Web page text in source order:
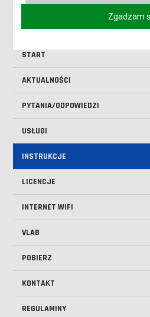
START
AKTUALNOŚCI
PYTANIA/ODPOWIEDZI
USŁUGI
INSTRUKCJE
LICENCJE
INTERNET WIFI
VLAB
POBIERZ
KONTAKT
REGULAMINY
Zgadzam